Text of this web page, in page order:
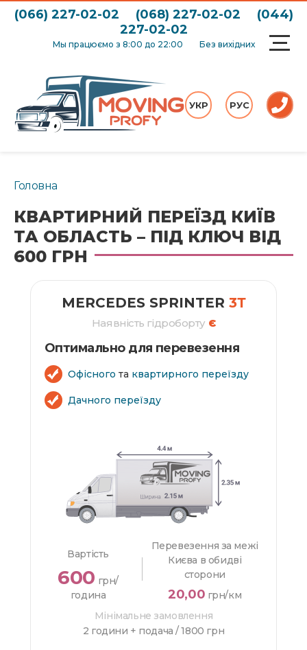
(066) 227-02-02 (068) 227-02-02
(044)
227-02-02
Мы працюємо з 8:00 до 22:00 Без вихідних
УКР РУС
Головна
КВАРТИРНИЙ ПЕРЕЇЗД КИЇВ
ТА ОБЛАСТЬ – ПІД КЛЮЧ ВІД
600 ГРН
MERCEDES SPRINTER 3Т
Наявність гідроборту Є
Оптимально для перевезення
Офісного та квартирного переїзду
Дачного переїзду
Вартість
600 грн/
година
Перевезення за межі
Києва в обидві
сторони
20,00 грн/км
Мінімальне замовлення
2 години + подача /1800 грн